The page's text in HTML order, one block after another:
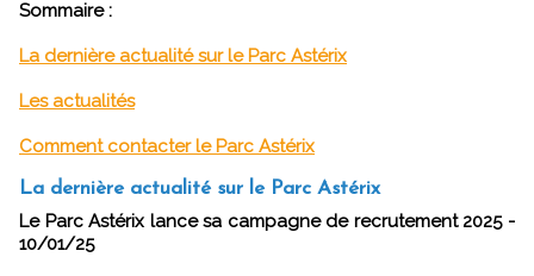
Sommaire :
La dernière actualité sur le Parc Astérix
Les actualités
Comment contacter le Parc Astérix
La dernière actualité sur le Parc Astérix
Le Parc Astérix lance sa campagne de recrutement 2025 -
10/01/25